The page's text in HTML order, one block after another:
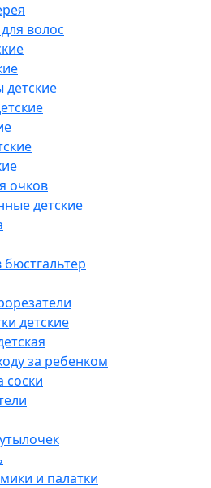
волос
детские
очков
детские
детские
за ребенком
соски
и палатки